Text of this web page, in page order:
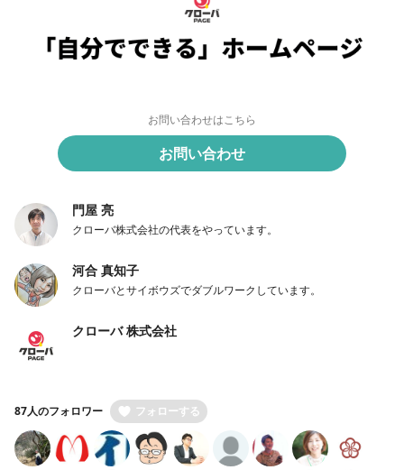
お問い合わせはこちら
お問い合わせ
門屋 亮
クローバ株式会社の代表をやっています。
河合 真知子
クローバとサイボウズでダブルワークしています。
クローバ 株式会社
87人のフォロワー フォローする